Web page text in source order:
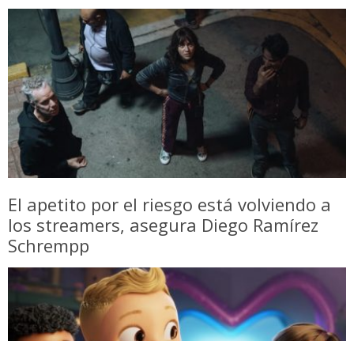
El apetito por el riesgo está volviendo a
los streamers, asegura Diego Ramírez
Schrempp